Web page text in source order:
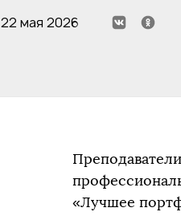
22 мая 2026
«Лучшее